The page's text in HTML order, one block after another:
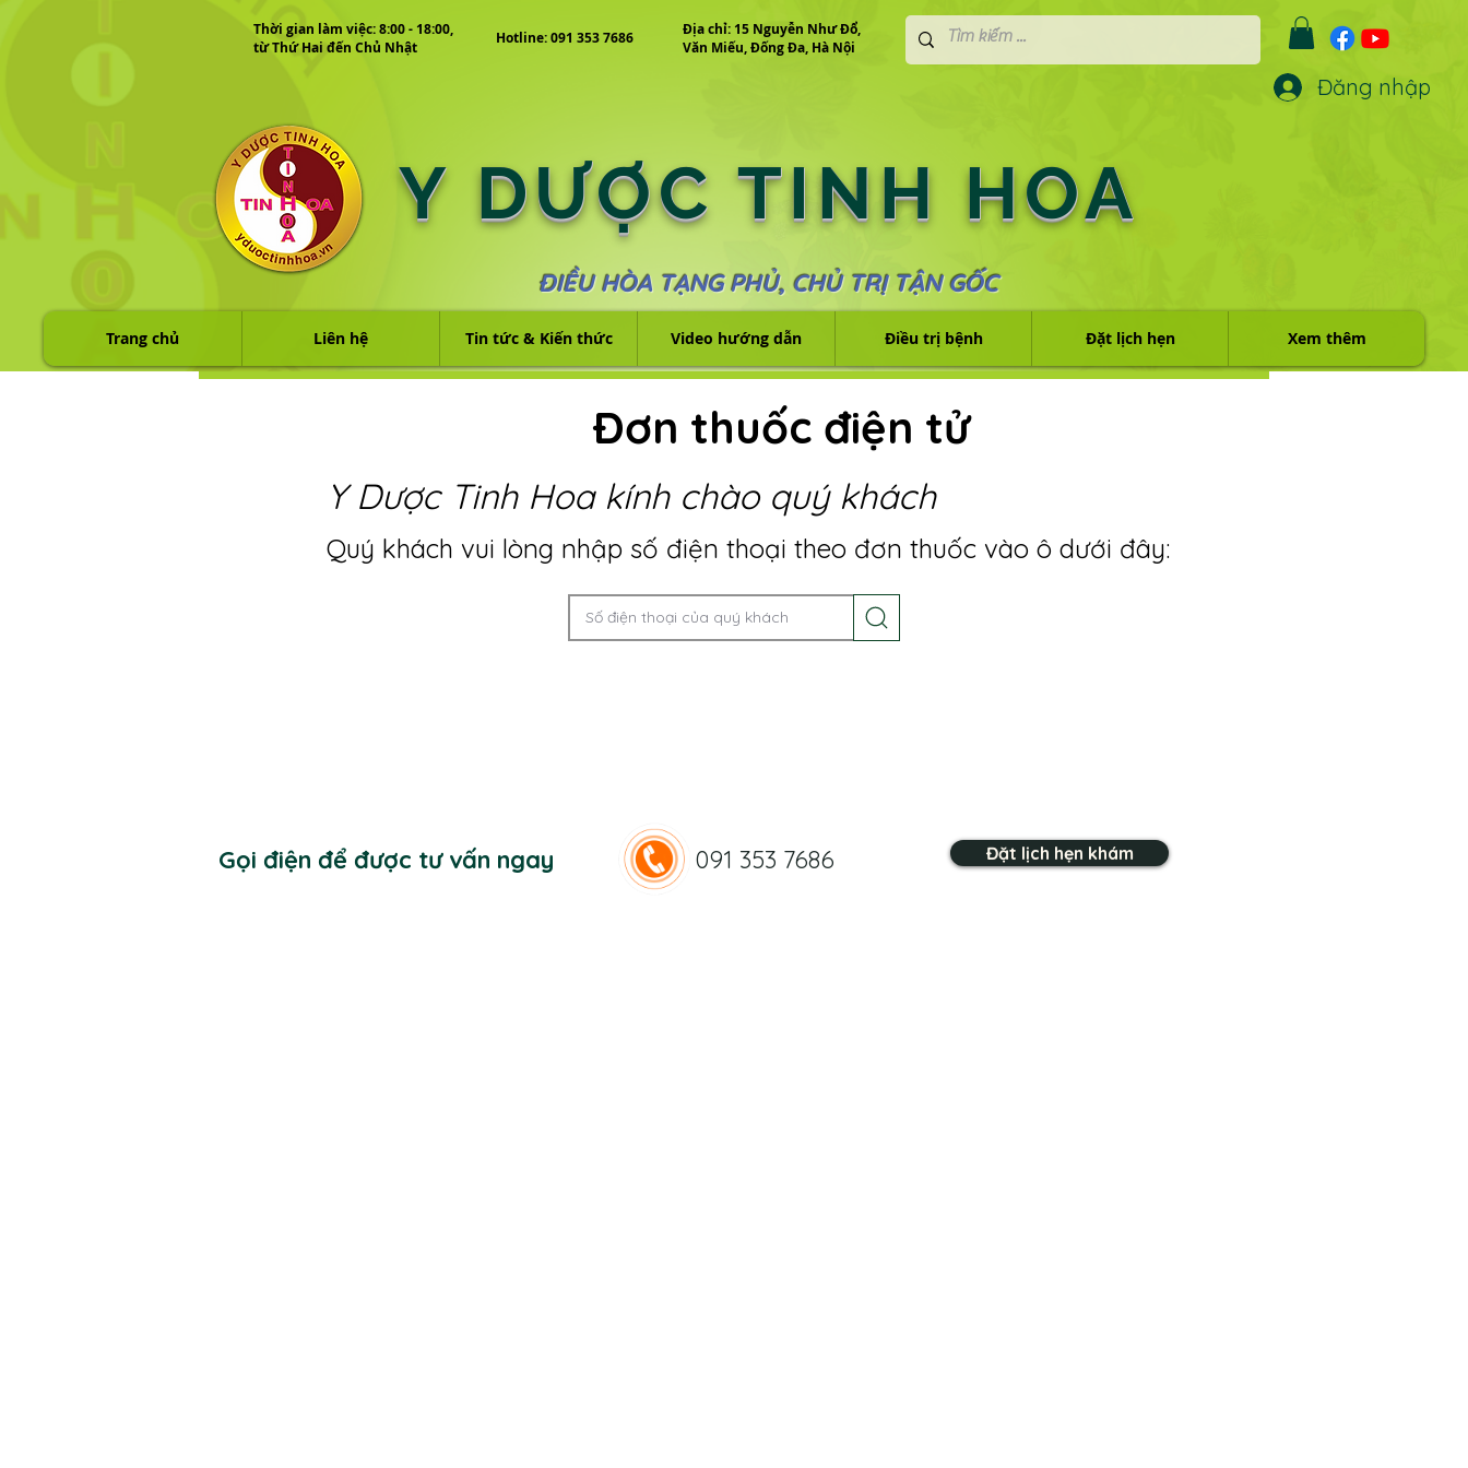
Đăng nhập
Thời gian làm việc: 8:00 - 18:00,
từ Thứ Hai đến Chủ Nhật
Hotline: 091 353 7686
Địa chỉ: 15 Nguyễn Như Đổ,
Văn Miếu, Đống Đa, Hà Nội
Y DƯỢC TINH HOA
ĐIỀU HÒA TẠNG PHỦ, CHỦ TRỊ TẬN GỐC
Trang chủ Liên hệ Tin tức & Kiến thức Video hướng dẫn Điều trị bệnh Đặt lịch hẹn Xem thêm
Đơn thuốc điện tử
Y Dược Tinh Hoa kính chào quý khách
Quý khách vui lòng nhập số điện thoại theo đơn thuốc vào ô dưới đây:
Gọi điện để được tư vấn ngay 091 353 7686 Đặt lịch hẹn khám